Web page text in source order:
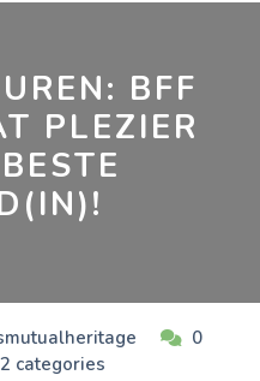
BFF
PLEZIER
0
2 categories